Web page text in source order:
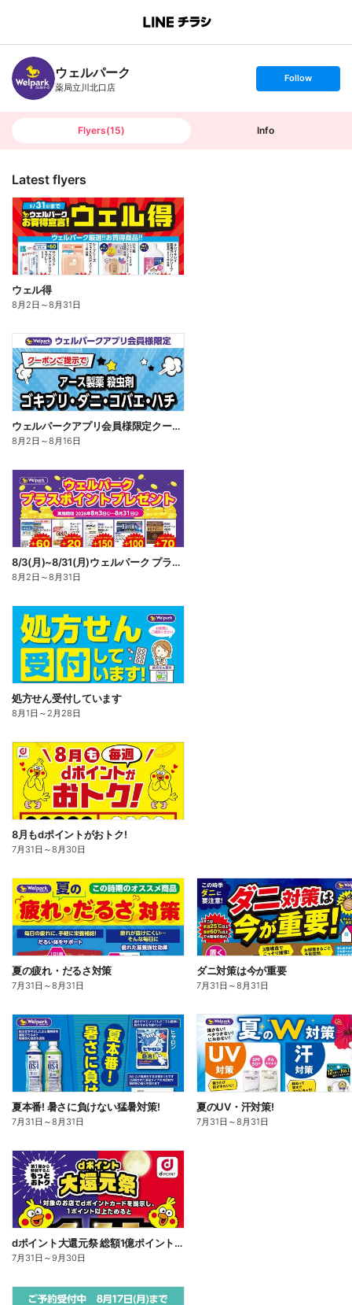
B
n
c
h
T
ウェルパーク
薬局立川北口店
s
t
o
Follow
Flyers(15) Info
Latest flyers
ウェル得
8月2日 ～8月31日
ウェルパークアプリ会員様限定クーポン配信中!
8月2日 ～8月16日
8/3(月)~8/31(月)ウェルパーク プラスポイントプレゼント
8月2日 ～8月31日
処方せん受付しています
8月1日 ～ 2月28日
8月もdポイントがおトク!
7月31日 ～8月30日
夏の疲れ・だるさ対策
7月31日 ～8月31日
ダニ対策は今が重要
7月31日 ～8月31日
夏本番! 暑さに負けない猛暑対策!
7月31日 ～8月31日
夏のUV・汗対策!
7月31日 ～8月31日
dポイント大還元祭 総額1億ポイント山分けキャンペーン
7月31日 ～9月30日